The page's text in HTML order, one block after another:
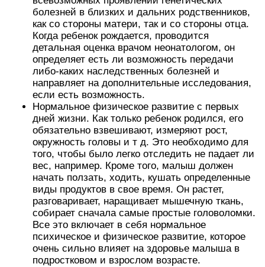
болезней в близких и дальних родственников,
как со стороны матери, так и со стороны отца.
Когда ребенок рождается, проводится
детальная оценка врачом неонатологом, он
определяет есть ли возможность передачи
либо-каких наследственных болезней и
направляет на дополнительные исследования,
если есть возможность.
Нормальное физическое развитие с первых
дней жизни. Как только ребенок родился, его
обязательно взвешивают, измеряют рост,
окружность головы и т д. Это необходимо для
того, чтобы было легко отследить не падает ли
вес, например. Кроме того, малыш должен
начать ползать, ходить, кушать определенные
виды продуктов в свое время. Он растет,
разговаривает, наращивает мышечную ткань,
собирает сначала самые простые головоломки.
Все это включает в себя нормальное
психическое и физическое развитие, которое
очень сильно влияет на здоровье малыша в
подростковом и взрослом возрасте.